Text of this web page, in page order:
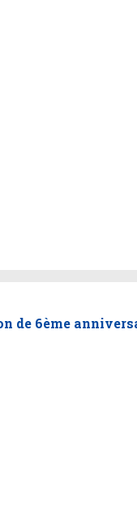
de 6ème